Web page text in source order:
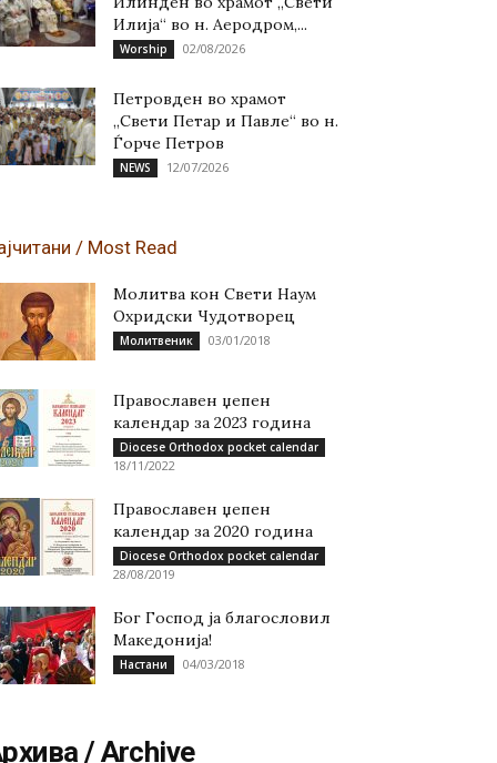
Илија“ во н. Аеродром,...
Worship 02/08/2026
Петровден во храмот
„Свети Петар и Павле“ во н.
Ѓорче Петров
NEWS 12/07/2026
/ Most Read
Молитва кон Свети Наум
Охридски Чудотворец
Молитвеник 03/01/2018
Православен џепен
календар за 2023 година
Diocese Orthodox pocket calendar
18/11/2022
Православен џепен
календар за 2020 година
Diocese Orthodox pocket calendar
28/08/2019
Бог Господ ја благословил
Македонија!
Настани 04/03/2018
/ Archive